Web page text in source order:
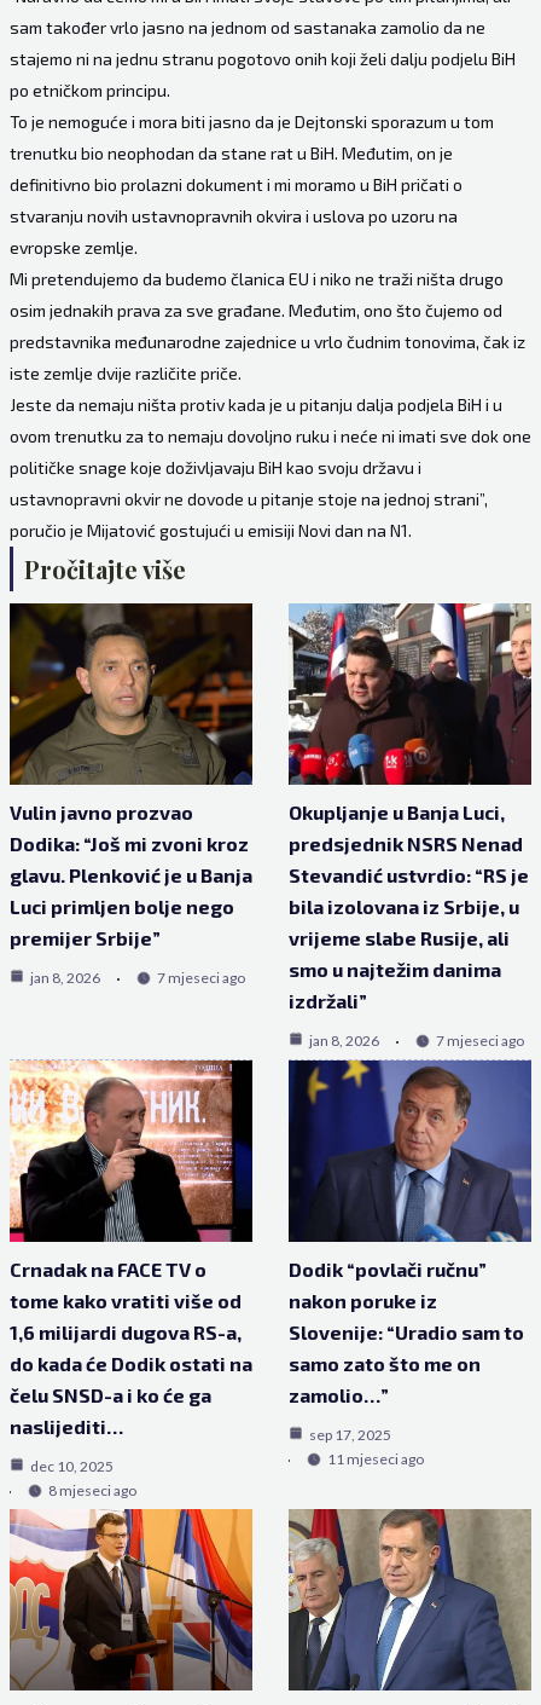
sam također vrlo jasno na jednom od sastanaka zamolio da ne
stajemo ni na jednu stranu pogotovo onih koji želi dalju podjelu BiH
po etničkom principu.
To je nemoguće i mora biti jasno da je Dejtonski sporazum u tom
trenutku bio neophodan da stane rat u BiH. Međutim, on je
definitivno bio prolazni dokument i mi moramo u BiH pričati o
stvaranju novih ustavnopravnih okvira i uslova po uzoru na
evropske zemlje.
Mi pretendujemo da budemo članica EU i niko ne traži ništa drugo
osim jednakih prava za sve građane. Međutim, ono što čujemo od
predstavnika međunarodne zajednice u vrlo čudnim tonovima, čak iz
iste zemlje dvije različite priče.
Jeste da nemaju ništa protiv kada je u pitanju dalja podjela BiH i u
ovom trenutku za to nemaju dovoljno ruku i neće ni imati sve dok one
političke snage koje doživljavaju BiH kao svoju državu i
ustavnopravni okvir ne dovode u pitanje stoje na jednoj strani”,
poručio je Mijatović gostujući u emisiji Novi dan na N1.
Pročitajte više
Vulin javno prozvao
Dodika: “Još mi zvoni kroz
glavu. Plenković je u Banja
Luci primljen bolje nego
premijer Srbije”
jan 8, 2026 7 mjeseci ago
Okupljanje u Banja Luci,
predsjednik NSRS Nenad
Stevandić ustvrdio: “RS je
bila izolovana iz Srbije, u
vrijeme slabe Rusije, ali
smo u najtežim danima
izdržali”
jan 8, 2026 7 mjeseci ago
Crnadak na FACE TV o
tome kako vratiti više od
1,6 milijardi dugova RS-a,
do kada će Dodik ostati na
čelu SNSD-a i ko će ga
naslijediti…
dec 10, 2025
8 mjeseci ago
Dodik “povlači ručnu”
nakon poruke iz
Slovenije: “Uradio sam to
samo zato što me on
zamolio…”
sep 17, 2025
11 mjeseci ago